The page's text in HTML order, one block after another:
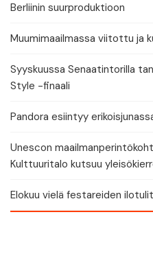
Berliinin suurproduktioon
Muumimaailmassa viitottu ja
Syyskuussa Senaatintorilla
Style -finaali
Pandora esiintyy
Unescon
Kulttuuritalo kutsuu
Elokuu vielä festareiden